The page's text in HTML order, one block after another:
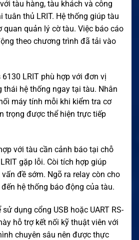
tàu hàng, tàu khách và công
tuân thủ LRIT. Hệ thống giúp tàu
quan quản lý cờ tàu. Việc báo cáo
theo chương trình đã tải vào
6130 LRIT phù hợp với đơn vị
thái hệ thống ngay tại tàu. Nhân
máy tính mỗi khi kiểm tra cơ
trọng được thể hiện trực tiếp
với tàu cần cảnh báo tại chỗ
gặp lỗi. Còi tích hợp giúp
đề sớm. Ngõ ra relay còn cho
hệ thống báo động của tàu.
dụng cổng USB hoặc UART RS-
hỗ trợ kết nối kỹ thuật viên với
chuyên sâu nên được thực